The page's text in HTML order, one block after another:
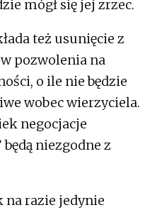
mógł się jej zrzec.
też usunięcie z
pozwolenia na
o ile nie będzie
wobec wierzyciela.
negocjacje
niezgodne z
na razie jedynie